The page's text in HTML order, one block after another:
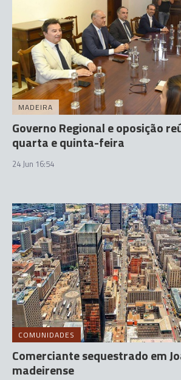
MADEIRA
Governo Regional e oposição
quarta e quinta-feira
24 Jun 16:54
COMUNIDADES
Comerciante sequestrado em
madeirense